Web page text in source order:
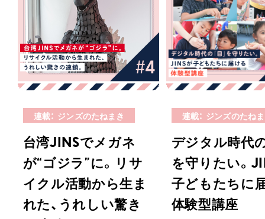
連載： ジンズのたねまき
台湾JINSでメガネ
が“ゴジラ”に。リサ
イクル活動から生ま
れた、うれしい驚き
連載： ジンズのたね
デジタル時代の
を守りたい。
子どもたちに
体験型講座